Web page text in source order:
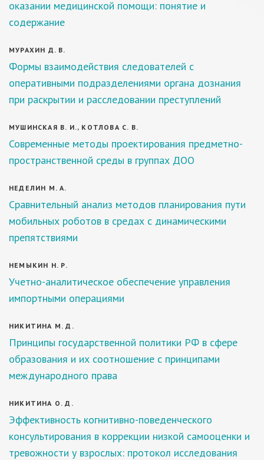
оказании медицинской помощи: понятие и
содержание
МУРАХИН Д. В.
Формы взаимодействия следователей с
оперативными подразделениями органа дознания
при раскрытии и расследовании преступлений
МУШИНСКАЯ В. И., КОТЛОВА С. В.
Современные методы проектирования предметно-
пространственной среды в группах ДОО
НЕДЕЛИН М. А.
Сравнительный анализ методов планирования пути
мобильных роботов в средах с динамическими
препятствиями
НЕМЫКИН Н. Р.
Учетно-аналитическое обеспечение управления
импортными операциями
НИКИТИНА М. Д.
Принципы государственной политики РФ в сфере
образования и их соотношение с принципами
международного права
НИКИТИНА О. Д.
Эффективность когнитивно-поведенческого
консультирования в коррекции низкой самооценки и
тревожности у взрослых: протокол исследования